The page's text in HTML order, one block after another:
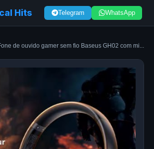
Hits Telegram WhatsApp
de ouvido gamer sem fio Baseus GH02 com mi...